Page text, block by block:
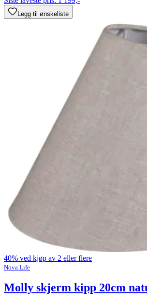
Legg til ønskeliste
40% ved kjøp av 2 eller flere
Nova Life
Molly skjerm kipp 20cm